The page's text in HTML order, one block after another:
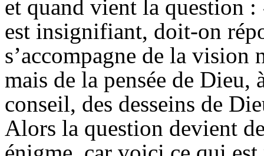
et quand vient la question :
est insignifiant, doit-on
s’accompagne de la vision
mais de la pensée de Dieu,
conseil, des desseins de
Alors la question devient